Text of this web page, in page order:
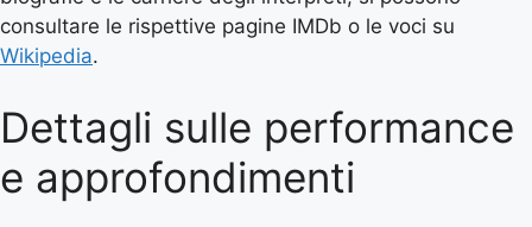
consultare le rispettive pagine IMDb o le voci su
Wikipedia.
Dettagli sulle performance
e approfondimenti